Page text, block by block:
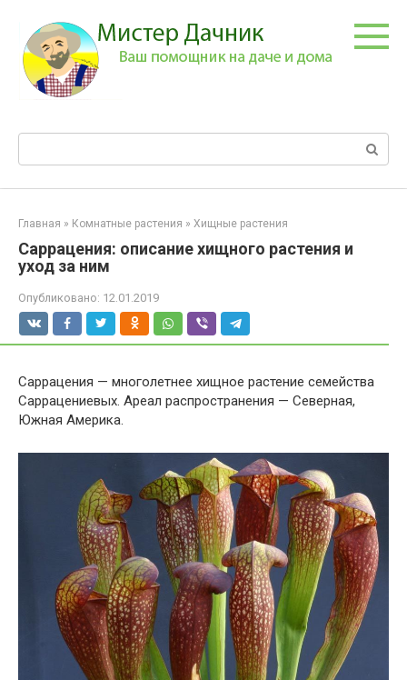
контенту
Главная » Комнатные растения » Хищные растения
Саррацения: описание хищного растения и
уход за ним
Опубликовано: 12.01.2019
Саррацения — многолетнее хищное растение семейства
Саррацениевых. Ареал распространения — Северная,
Южная Америка.